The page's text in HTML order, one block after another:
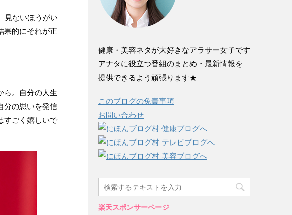
見ないほうがい
果的にそれが正
ら。自分の人生
分の思いを発信
すごく嬉しいで
健康・美容ネタが大好きなアラサー女子です
アナタに役立つ番組のまとめ・最新情報を
提供できるよう頑張ります★
このブログの免責事項
お問い合わせ
楽天スポンサーページ